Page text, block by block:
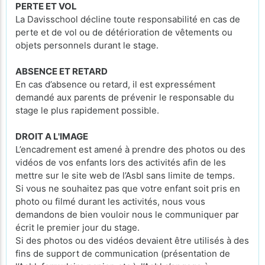
PERTE ET VOL
La Davisschool décline toute responsabilité en cas de
perte et de vol ou de détérioration de vêtements ou
objets personnels durant le stage.
ABSENCE ET RETARD
En cas d’absence ou retard, il est expressément
demandé aux parents de prévenir le responsable du
stage le plus rapidement possible.
DROIT A L'IMAGE
L’encadrement est amené à prendre des photos ou des
vidéos de vos enfants lors des activités afin de les
mettre sur le site web de l’Asbl sans limite de temps.
Si vous ne souhaitez pas que votre enfant soit pris en
photo ou filmé durant les activités, nous vous
demandons de bien vouloir nous le communiquer par
écrit le premier jour du stage.
Si des photos ou des vidéos devaient être utilisés à des
fins de support de communication (présentation de